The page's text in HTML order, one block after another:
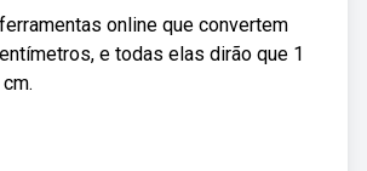
online que convertem
e todas elas dirão que 1